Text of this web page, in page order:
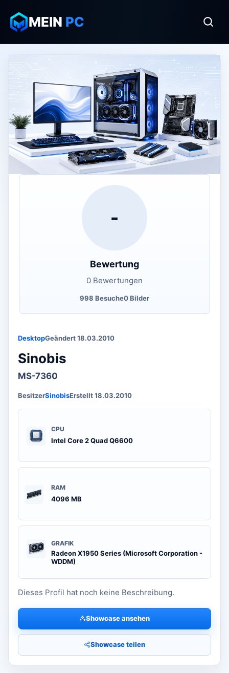
MEIN PC
DesktopGeändert 18.03.2010
Sinobis
MS-7360
BesitzerSinobisErstellt 18.03.2010
CPU
Intel Core 2 Quad Q6600
RAM
4096 MB
GRAFIK
Radeon X1950 Series (Microsoft Corporation -
WDDM)
Dieses Profil hat noch keine Beschreibung.
Showcase ansehen
Showcase teilen
-
Bewertung
0 Bewertungen
998 Besuche0 Bilder